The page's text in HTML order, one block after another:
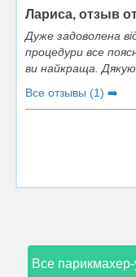
Лариса, отзыв
Дуже задоволена
процедури все
ви найкраща.
Все отзывы (1) ➡️
Все парикмахер-